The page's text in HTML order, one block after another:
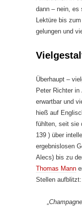
dann – nein, es
Lektüre bis
gelungen und
Überhaupt –
Peter Richter in
erwartbar und
hieß auf
fühlten, seit sie
139 ) über
ergebnislosen
Alecs) bis zu
Thomas Mann
Stellen aufblitzt: